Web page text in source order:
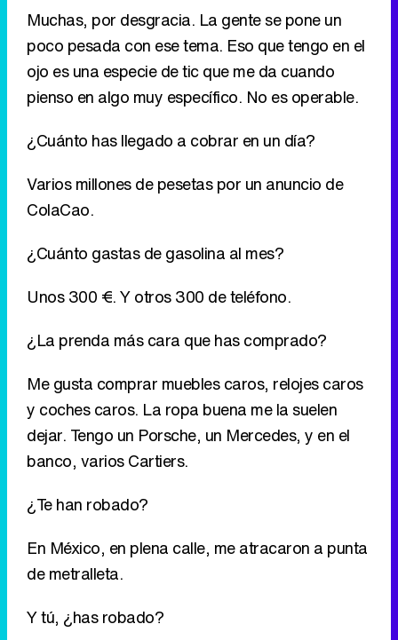
¿Cuánto has llegado a cobrar en un día?
Varios millones de pesetas por un anuncio de
ColaCao.
¿Cuánto gastas de gasolina al mes?
Unos 300 €. Y otros 300 de teléfono.
¿La prenda más cara que has comprado?
Me gusta comprar muebles caros, relojes caros
y coches caros. La ropa buena me la suelen
banco, varios Cartiers.
¿Te han robado?
En México, en plena calle, me atracaron a punta
de metralleta.
Y tú, ¿has robado?
Cuando era pequeña robé una pulsera en unos
grandes almacenes, y me pillaron.